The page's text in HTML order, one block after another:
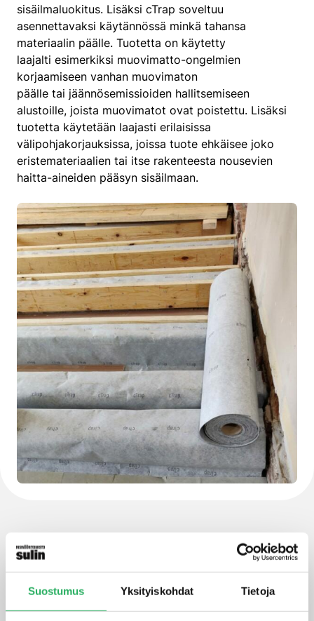
Suostumus Yksityiskohdat Tietoja
sisäilmaluokitus. Lisäksi cTrap soveltuu
asennettavaksi käytännössä minkä tahansa
materiaalin päälle. Tuotetta on käytetty
laajalti esimerkiksi muovimatto-ongelmien
korjaamiseen vanhan muovimaton
päälle tai jäännösemissioiden hallitsemiseen
alustoille, joista muovimatot ovat poistettu. Lisäksi
tuotetta käytetään laajasti erilaisissa
välipohjakorjauksissa, joissa tuote ehkäisee joko
eristemateriaalien tai itse rakenteesta nousevien
haitta-aineiden pääsyn sisäilmaan.